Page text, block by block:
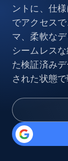
ントに、仕
でアクセス
マ、柔軟な
シームレス
た検証済み
された状態